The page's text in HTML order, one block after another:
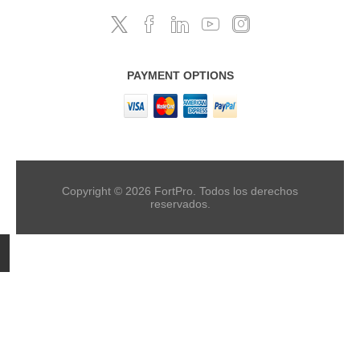
PAYMENT OPTIONS
Copyright © 2026 FortPro. Todos los derechos
reservados.